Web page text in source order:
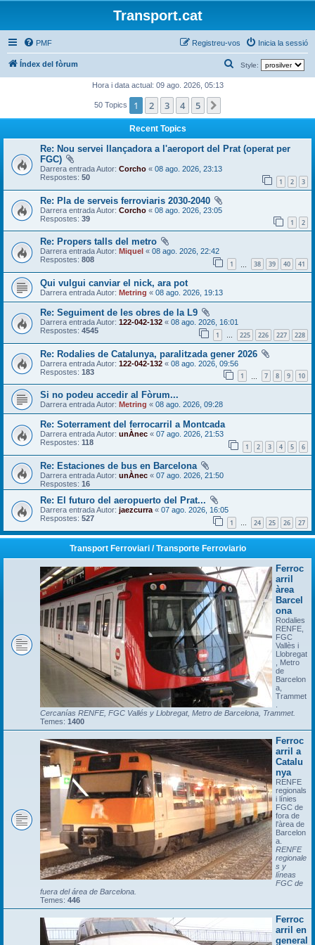
Transport.cat
PMF Inicia la sessió
Registreu-vos
Índex del fòrum Style:
e
Hora i data actual: 09 ago. 2026, 05:13
50 Topics 1 2 3 4 5
Recent Topics
Re: Nou servei llançadora a l'aeroport del Prat (operat per
FGC)
Darrera entrada Autor: Corcho « 08 ago. 2026, 23:13
Respostes: 50 1 2 3
Re: Pla de serveis ferroviaris 2030-2040
Darrera entrada Autor: Corcho « 08 ago. 2026, 23:05
Respostes: 39 1 2
Re: Propers talls del metro
Darrera entrada Autor: Miquel « 08 ago. 2026, 22:42
Respostes: 808 1 38 39 40 41
Qui vulgui canviar el nick, ara pot
Darrera entrada Autor: Metring « 08 ago. 2026, 19:13
Re: Seguiment de les obres de la L9
Darrera entrada Autor: 122-042-132 « 08 ago. 2026, 16:01
Respostes: 4545 1 … 225 226 227 228
Re: Rodalies de Catalunya, paralitzada gener 2026
Darrera entrada Autor: 122-042-132 « 08 ago. 2026, 09:56
Respostes: 183 1 7 8 9 10
Si no podeu accedir al Fòrum...
Darrera entrada Autor: Metring « 08 ago. 2026, 09:28
Re: Soterrament del ferrocarril a Montcada
Darrera entrada Autor: unÀnec « 07 ago. 2026, 21:53
Respostes: 118 1 2 3 4 5 6
Re: Estaciones de bus en Barcelona
Darrera entrada Autor: unÀnec « 07 ago. 2026, 21:50
Respostes: 16
Re: El futuro del aeropuerto del Prat...
Darrera entrada Autor: jaezcurra « 07 ago. 2026, 16:05
Respostes: 527 1 … 24 25 26 27
Transport Ferroviari / Transporte Ferroviario
Ferroc
arril
àrea
Barcel
ona
Rodalies
RENFE,
FGC
Vallès i
Llobregat
, Metro
de
Barcelon
a,
Trammet
Cercanías RENFE, FGC Vallés y Llobregat, Metro de Barcelona, Trammet.
Temes: 1400
Ferroc
arril a
Catalu
nya
RENFE
regionals
i línies
FGC de
fora de
l'àrea de
Barcelon
a.
RENFE
regionale
s y
líneas
FGC de
fuera del área de Barcelona.
Temes: 446
Ferroc
arril en
general